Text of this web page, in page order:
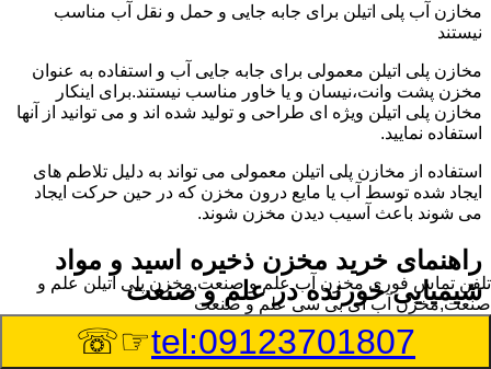
مخازن آب پلی اتیلن برای جابه جایی و حمل و نقل آب مناسب
نیستند
مخازن پلی اتیلن معمولی برای جابه جایی آب و استفاده به عنوان
مخزن پشت وانت،نیسان و یا خاور مناسب نیستند.برای اینکار
مخازن پلی اتیلن ویژه ای طراحی و تولید شده اند و می توانید از آنها
استفاده نمایید.
استفاده از مخازن پلی اتیلن معمولی می تواند به دلیل تلاطم های
ایجاد شده توسط آب یا مایع درون مخزن که در حین حرکت ایجاد
می شوند باعث آسیب دیدن مخزن شوند.
راهنمای خرید مخزن ذخیره اسید و مواد
شیمیایی خورنده در علم و صنعت
مخزن ذخیره اسید و مواد شیمیایی باید به گونه ای تولید شوند که
بتوانند در برابر چگالی نسبتا بالا و خورندگی انواع اسیدها مقاومت
تلفن تماس فوری مخزن آب علم و صنعت,مخزن پلی اتیلن علم و
صنعت,مخزن آب ای بی سی علم و صنعت
tel:09123701807
☞☏